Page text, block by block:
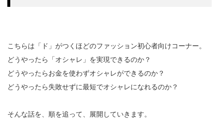
こちらは「ド」がつくほどのファッション初心者向けコーナー。
どうやったら「オシャレ」を実現できるのか？
どうやったらお金を使わずオシャレができるのか？
どうやったら失敗せずに最短でオシャレになれるのか？
そんな話を、順を追って、展開していきます。